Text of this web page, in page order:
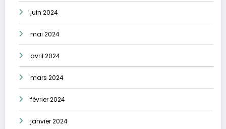
juin 2024
mai 2024
avril 2024
mars 2024
février 2024
janvier 2024